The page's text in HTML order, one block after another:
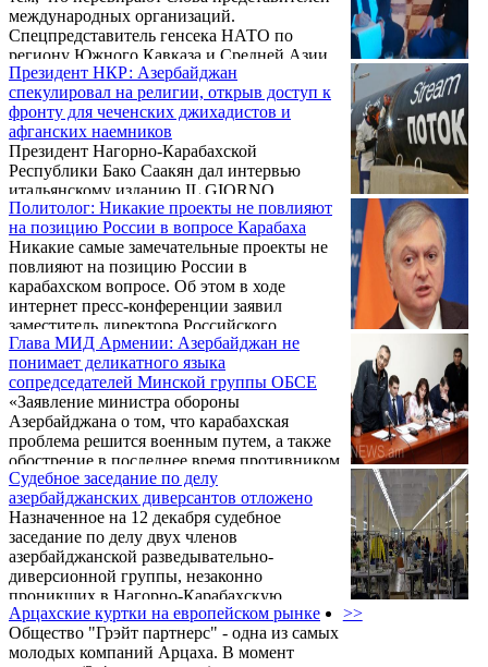
татарам и так носится с их "законными
представителями".
международных организаций.
Спецпредставитель генсека НАТО по
региону Южного Кавказа и Средней Азии
Джеймс Аппатурай уличил
азербайджанское агентство АПА во лжи.
Президент НКР: Азербайджан
спекулировал на религии, открыв доступ к
фронту для чеченских джихадистов и
афганских наемников
Президент Нагорно-Карабахской
Республики Бако Саакян дал интервью
итальянскому изданию IL GIORNO.
Политолог: Никакие проекты не повлияют
на позицию России в вопросе Карабаха
Никакие самые замечательные проекты не
повлияют на позицию России в
карабахском вопросе. Об этом в ходе
интернет пресс-конференции заявил
заместитель директора Российского
института стратегических исследований
(РИСИ) Григорий Тищенко, отвечая на
вопрос корреспондента Новости Армении –
NEWS.am, насколько вероятно
использование «Газпромом»
Трансанатолийского газопровода (TANAP –
Азербайджан – Турция – Европа) для
поставок на юг Европы российского газа,
который планировалось транспортировать
по «Южному ...
Глава МИД Армении: Азербайджан не
понимает деликатного языка
сопредседателей Минской группы ОБСЕ
«Заявление министра обороны
Азербайджана о том, что карабахская
проблема решится военным путем, а также
обострение в последнее время противником
ситуации еще раз подтверждают:
Азербайджан не понимает языка
сопредседателей Минской группы ОБСЕ»,
– заявил сегодня министр иностранных дел
Армении Эдвард Налбандян на совместной
пресс-конференции с главой МИД Латвии
Эдгарсом Ринкевичсом, комментируя
заявление главы Минобороны
Азербайджана.
Судебное заседание по делу
азербайджанских диверсантов отложено
Назначенное на 12 декабря судебное
заседание по делу двух членов
азербайджанской разведывательно-
диверсионной группы, незаконно
проникших в Нагорно-Карабахскую
Республику, отложено.
Арцахские куртки на европейском рынке
Общество "Грэйт партнерс" - одна из самых
молодых компаний Арцаха. В момент
>>